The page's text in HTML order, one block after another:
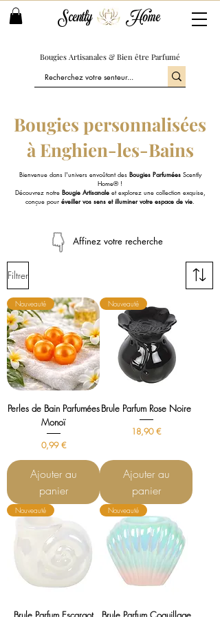
Scently Home
Bougies Artisanales & Bien être Parfumé
Bougies personnalisées
à Enghien-les-Bains
Bienvenue dans l'univers envoûtant des Bougies ParfuméesScently
Home® !
Découvrez notre Bougie Artisanaleet explorez une collection exquise,
conçue pour éveiller vos sens et illuminer votre espace de vie.
Affinez votre recherche
Filtrer
Nouveauté
Perles de Bain Parfumées
Monoï
Prix
0,99 €
Ajouter au
panier
Nouveauté
Brule Parfum Rose Noire
Prix
18,90 €
Ajouter au
panier
Nouveauté Nouveauté